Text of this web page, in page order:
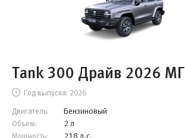
Tank 300 Драйв 2026 МГ
Год выпуска: 2026
Двигатель: Бензиновый
Объем: 2 л
Мощность: 218 л.с.